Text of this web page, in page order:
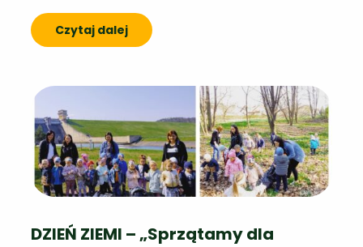
Czytaj dalej
DZIEŃ ZIEMI – „Sprzątamy dla